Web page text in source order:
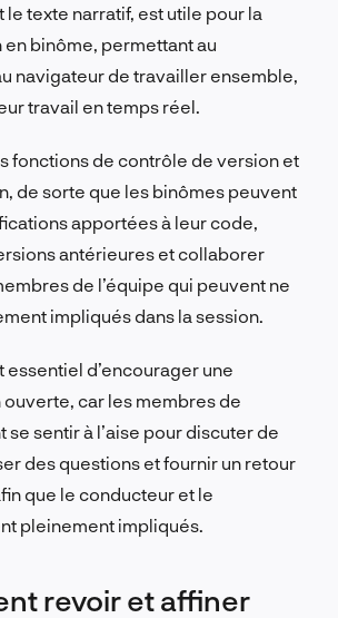
le texte narratif, est utile pour la
binôme, permettant au
navigateur de travailler ensemble,
travail en temps réel.
fonctions de contrôle de version et
de sorte que les binômes peuvent
apportées à leur code,
antérieures et collaborer
de l’équipe qui peuvent ne
impliqués dans la session.
essentiel d’encourager une
car les membres de
se sentir à l’aise pour discuter de
des questions et fournir un retour
que le conducteur et le
pleinement impliqués.
revoir et affiner